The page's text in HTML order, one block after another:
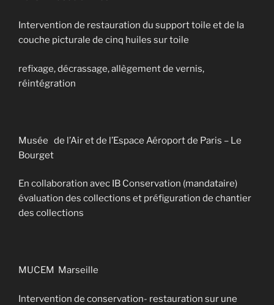
Intervention de restauration du support toile et de la
couche picturale de cinq huiles sur toile
refixage, décrassage, allègement de vernis,
réintégration
Musée de l’Air et de l’Espace Aéroport de Paris – Le
Bourget
En collaboration avec IB Conservation (mandataire)
évaluation des collections et préfiguration de chantier
des collections
MUCEM Marseille
Intervention de conservation- restauration sur une